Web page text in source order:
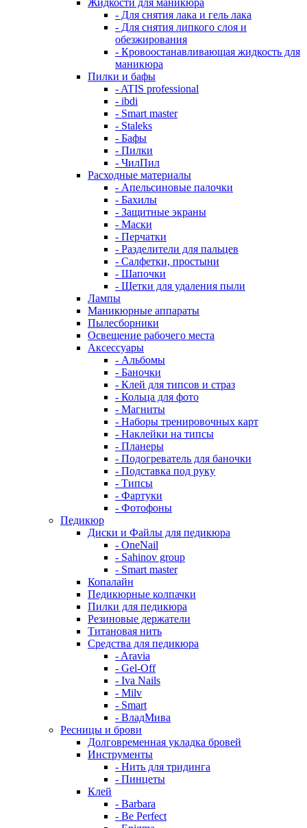
Жидкости для маникюра
- Для снятия лака и гель лака
- Для снятия липкого слоя и
обезжирования
- Кровоостанавливающая жидкость для
маникюра
Пилки и бафы
- ATIS professional
- ibdi
- Smart master
- Staleks
- Бафы
- Пилки
- ЧилПил
Расходные материалы
- Апельсиновые палочки
- Бахилы
- Защитные экраны
- Маски
- Перчатки
- Разделители для пальцев
- Салфетки, простыни
- Шапочки
- Щетки для удаления пыли
Лампы
Маникюрные аппараты
Пылесборники
Освещение рабочего места
Аксессуары
- Альбомы
- Баночки
- Клей для типсов и страз
- Кольца для фото
- Магниты
- Наборы тренировочных карт
- Наклейки на типсы
- Планеры
- Подогреватель для баночки
- Подставка под руку
- Типсы
- Фартуки
- Фотофоны
Педикюр
Диски и Файлы для педикюра
- OneNail
- Sahinov group
- Smart master
Копалайн
Педикюрные колпачки
Пилки для педикюра
Резиновые держатели
Титановая нить
Средства для педикюра
- Aravia
- Gel-Off
- Iva Nails
- Milv
- Smart
- ВладМива
Ресницы и брови
Долговременная укладка бровей
Инструменты
- Нить для тридинга
- Пинцеты
Клей
- Barbara
- Be Perfect